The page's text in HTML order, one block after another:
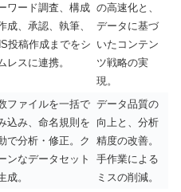
ワード調査、構成
成、承認、執筆、
投稿作成までをシ
レスに連携。
の高速化と、
データに基づ
いたコンテン
ツ戦略の実
現。
ファイルを一括で
込み、命名規則を
で分析・修正。ク
ンなデータセット
成。
データ品質の
向上と、分析
精度の改善。
手作業による
ミスの削減。